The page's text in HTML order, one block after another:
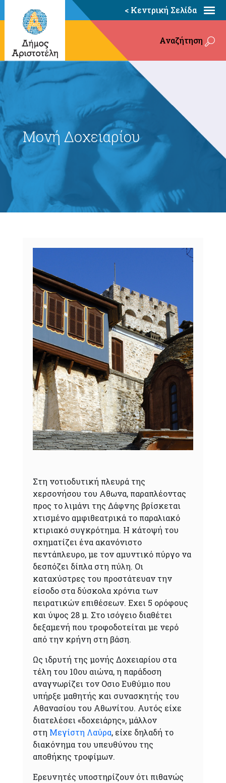
< Κεντρική Σελίδα
Αναζήτηση
Μονή Δοχειαρίου
Στη νοτιοδυτική πλευρά της
χερσονήσου του Αθωνα, παραπλέοντας
προς το λιμάνι της Δάφνης βρίσκεται
χτισμένο αμφιθεατρικά το παραλιακό
κτιριακό συγκρότημα. Η κάτοψή του
σχηματίζει ένα ακανόνιστο
πεντάπλευρο, με τον αμυντικό πύργο να
δεσπόζει δίπλα στη πύλη. Οι
καταχύστρες του προστάτευαν την
είσοδο στα δύσκολα χρόνια των
πειρατικών επιθέσεων. Εχει 5 ορόφους
και ύψος 28 μ. Στο ισόγειο διαθέτει
δεξαμενή που τροφοδοτείται με νερό
από την κρήνη στη βάση.
Ως ιδρυτή της μονής Δοχειαρίου στα
τέλη του 10ου αιώνα, η παράδοση
αναγνωρίζει τον Οσιο Ευθύμιο που
υπήρξε μαθητής και συνασκητής του
Αθανασίου του Αθωνίτου. Αυτός είχε
διατελέσει «δοχειάρης», μάλλον
στη Μεγίστη Λαύρα, είχε δηλαδή το
διακόνημα του υπευθύνου της
αποθήκης τροφίμων.
Ερευνητές υποστηρίζουν ότι πιθανώς